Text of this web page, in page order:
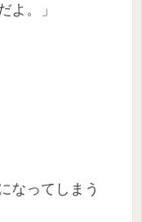
よ。」
なってしまう